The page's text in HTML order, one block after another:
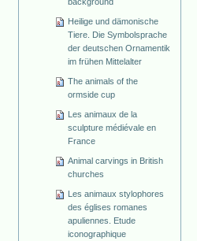
background
Heilige und dämonische
Tiere. Die Symbolsprache
der deutschen Ornamentik
im frühen Mittelalter
The animals of the
ormside cup
Les animaux de la
sculpture médiévale en
France
Animal carvings in British
churches
Les animaux stylophores
des églises romanes
apuliennes. Etude
iconographique